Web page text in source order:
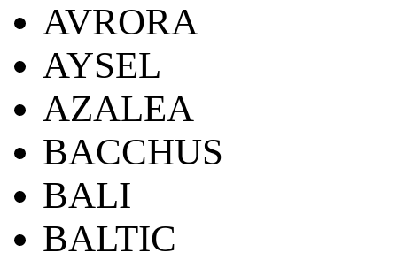
AVRORA
AYSEL
AZALEA
BACCHUS
BALI
BALTIC